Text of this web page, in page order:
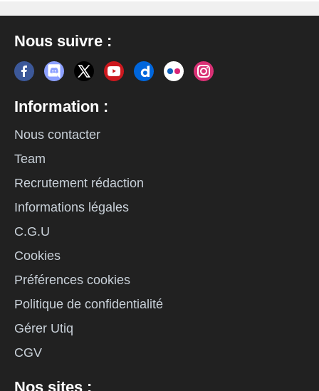
Nous suivre :
Information :
Nous contacter
Team
Recrutement rédaction
Informations légales
C.G.U
Cookies
Préférences cookies
Politique de confidentialité
Gérer Utiq
CGV
Nos sites :